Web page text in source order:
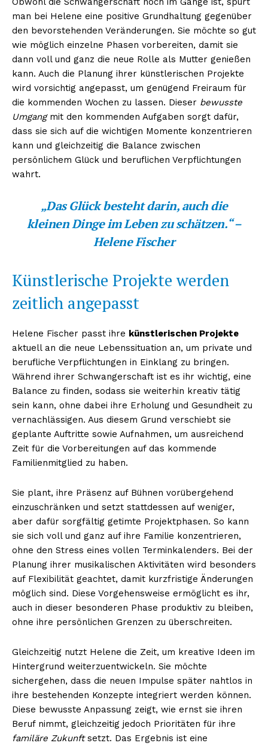
man bei Helene eine positive Grundhaltung gegenüber
den bevorstehenden Veränderungen. Sie möchte so gut
wie möglich einzelne Phasen vorbereiten, damit sie
dann voll und ganz die neue Rolle als Mutter genießen
kann. Auch die Planung ihrer künstlerischen Projekte
wird vorsichtig angepasst, um genügend Freiraum für
die kommenden Wochen zu lassen. Dieser bewusste
Umgangmit den kommenden Aufgaben sorgt dafür,
dass sie sich auf die wichtigen Momente konzentrieren
kann und gleichzeitig die Balance zwischen
persönlichem Glück und beruflichen Verpflichtungen
wahrt.
„Das Glück besteht darin, auch die
kleinen Dinge im Leben zu schätzen.“ –
Helene Fischer
Künstlerische Projekte werden
zeitlich angepasst
Helene Fischer passt ihre künstlerischen Projekte
aktuell an die neue Lebenssituation an, um private und
berufliche Verpflichtungen in Einklang zu bringen.
Während ihrer Schwangerschaft ist es ihr wichtig, eine
Balance zu finden, sodass sie weiterhin kreativ tätig
sein kann, ohne dabei ihre Erholung und Gesundheit zu
vernachlässigen. Aus diesem Grund verschiebt sie
geplante Auftritte sowie Aufnahmen, um ausreichend
Zeit für die Vorbereitungen auf das kommende
Familienmitglied zu haben.
Sie plant, ihre Präsenz auf Bühnen vorübergehend
einzuschränken und setzt stattdessen auf weniger,
aber dafür sorgfältig getimte Projektphasen. So kann
sie sich voll und ganz auf ihre Familie konzentrieren,
ohne den Stress eines vollen Terminkalenders. Bei der
Planung ihrer musikalischen Aktivitäten wird besonders
auf Flexibilität geachtet, damit kurzfristige Änderungen
möglich sind. Diese Vorgehensweise ermöglicht es ihr,
auch in dieser besonderen Phase produktiv zu bleiben,
ohne ihre persönlichen Grenzen zu überschreiten.
Gleichzeitig nutzt Helene die Zeit, um kreative Ideen im
Hintergrund weiterzuentwickeln. Sie möchte
sichergehen, dass die neuen Impulse später nahtlos in
ihre bestehenden Konzepte integriert werden können.
Diese bewusste Anpassung zeigt, wie ernst sie ihren
Beruf nimmt, gleichzeitig jedoch Prioritäten für ihre
familäre Zukunftsetzt. Das Ergebnis ist eine